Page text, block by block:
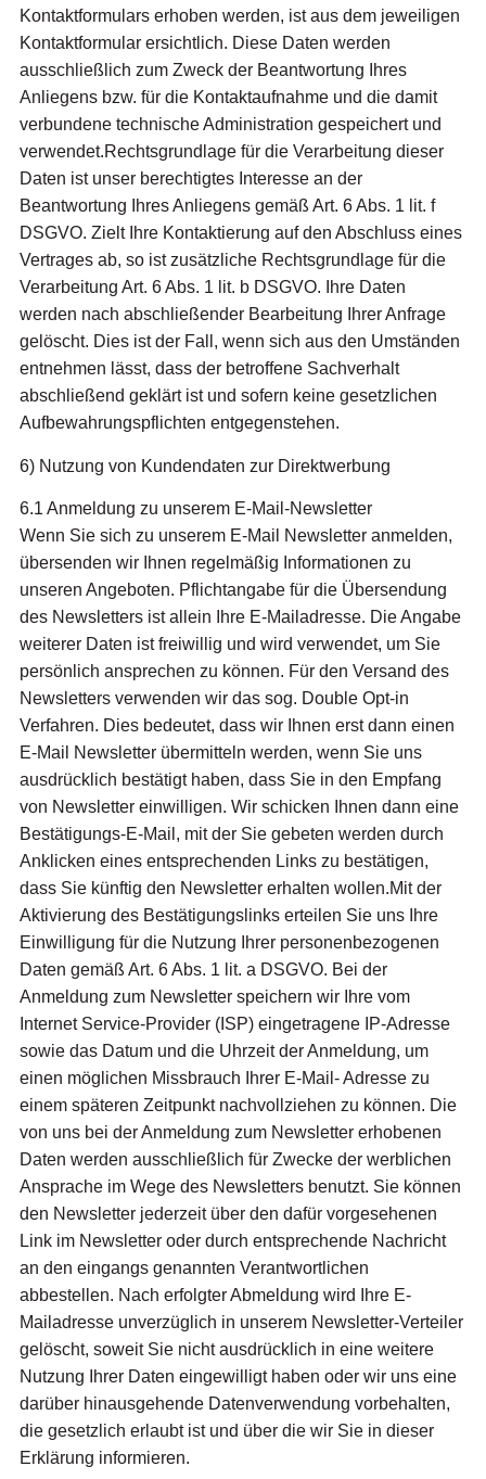
Kontaktformulars erhoben werden, ist aus dem jeweiligen
Kontaktformular ersichtlich. Diese Daten werden
ausschließlich zum Zweck der Beantwortung Ihres
Anliegens bzw. für die Kontaktaufnahme und die damit
verbundene technische Administration gespeichert und
verwendet.Rechtsgrundlage für die Verarbeitung dieser
Daten ist unser berechtigtes Interesse an der
Beantwortung Ihres Anliegens gemäß Art. 6 Abs. 1 lit. f
DSGVO. Zielt Ihre Kontaktierung auf den Abschluss eines
Vertrages ab, so ist zusätzliche Rechtsgrundlage für die
Verarbeitung Art. 6 Abs. 1 lit. b DSGVO. Ihre Daten
werden nach abschließender Bearbeitung Ihrer Anfrage
gelöscht. Dies ist der Fall, wenn sich aus den Umständen
entnehmen lässt, dass der betroffene Sachverhalt
abschließend geklärt ist und sofern keine gesetzlichen
Aufbewahrungspflichten entgegenstehen.
6) Nutzung von Kundendaten zur Direktwerbung
6.1 Anmeldung zu unserem E-Mail-Newsletter
Wenn Sie sich zu unserem E-Mail Newsletter anmelden,
übersenden wir Ihnen regelmäßig Informationen zu
unseren Angeboten. Pflichtangabe für die Übersendung
des Newsletters ist allein Ihre E-Mailadresse. Die Angabe
weiterer Daten ist freiwillig und wird verwendet, um Sie
persönlich ansprechen zu können. Für den Versand des
Newsletters verwenden wir das sog. Double Opt-in
Verfahren. Dies bedeutet, dass wir Ihnen erst dann einen
E-Mail Newsletter übermitteln werden, wenn Sie uns
ausdrücklich bestätigt haben, dass Sie in den Empfang
von Newsletter einwilligen. Wir schicken Ihnen dann eine
Bestätigungs-E-Mail, mit der Sie gebeten werden durch
Anklicken eines entsprechenden Links zu bestätigen,
dass Sie künftig den Newsletter erhalten wollen.Mit der
Aktivierung des Bestätigungslinks erteilen Sie uns Ihre
Einwilligung für die Nutzung Ihrer personenbezogenen
Daten gemäß Art. 6 Abs. 1 lit. a DSGVO. Bei der
Anmeldung zum Newsletter speichern wir Ihre vom
Internet Service-Provider (ISP) eingetragene IP-Adresse
sowie das Datum und die Uhrzeit der Anmeldung, um
einen möglichen Missbrauch Ihrer E-Mail- Adresse zu
einem späteren Zeitpunkt nachvollziehen zu können. Die
von uns bei der Anmeldung zum Newsletter erhobenen
Daten werden ausschließlich für Zwecke der werblichen
Ansprache im Wege des Newsletters benutzt. Sie können
den Newsletter jederzeit über den dafür vorgesehenen
Link im Newsletter oder durch entsprechende Nachricht
an den eingangs genannten Verantwortlichen
abbestellen. Nach erfolgter Abmeldung wird Ihre E-
Mailadresse unverzüglich in unserem Newsletter-Verteiler
gelöscht, soweit Sie nicht ausdrücklich in eine weitere
Nutzung Ihrer Daten eingewilligt haben oder wir uns eine
darüber hinausgehende Datenverwendung vorbehalten,
die gesetzlich erlaubt ist und über die wir Sie in dieser
Erklärung informieren.